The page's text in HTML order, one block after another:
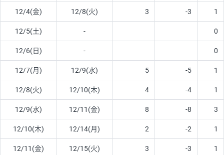
12/4(金) 12/8(火) 3 -3 1
12/5(土) - 0
12/6(日) - 0
12/7(月) 12/9(水) 5 -5 1
12/8(火) 12/10(木) 4 -4 1
12/9(水) 12/11(金) 8 -8 3
12/10(木) 12/14(月) 2 -2 1
12/11(金) 12/15(火) 3 -3 1